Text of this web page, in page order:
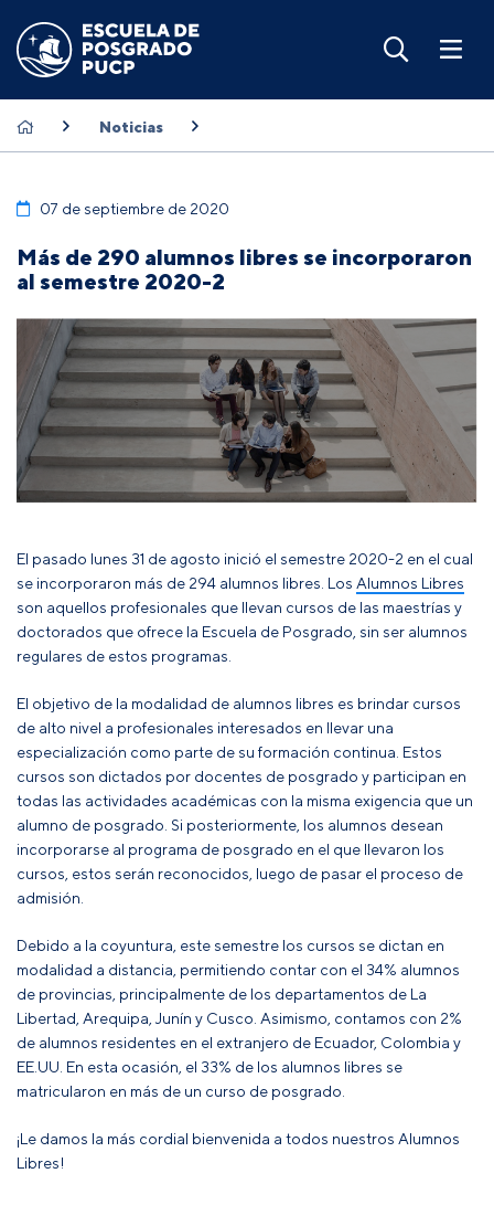
Noticias
07 de septiembre de 2020
Más de 290 alumnos libres se incorporaron
al semestre 2020-2
El pasado lunes 31 de agosto inició el semestre 2020-2 en el cual
se incorporaron más de 294 alumnos libres. Los Alumnos Libres
son aquellos profesionales que llevan cursos de las maestrías y
doctorados que ofrece la Escuela de Posgrado, sin ser alumnos
regulares de estos programas.
El objetivo de la modalidad de alumnos libres es brindar cursos
de alto nivel a profesionales interesados en llevar una
especialización como parte de su formación continua. Estos
cursos son dictados por docentes de posgrado y participan en
todas las actividades académicas con la misma exigencia que un
alumno de posgrado. Si posteriormente, los alumnos desean
incorporarse al programa de posgrado en el que llevaron los
cursos, estos serán reconocidos, luego de pasar el proceso de
admisión.
Debido a la coyuntura, este semestre los cursos se dictan en
modalidad a distancia, permitiendo contar con el 34% alumnos
de provincias, principalmente de los departamentos de La
Libertad, Arequipa, Junín y Cusco. Asimismo, contamos con 2%
de alumnos residentes en el extranjero de Ecuador, Colombia y
EE.UU. En esta ocasión, el 33% de los alumnos libres se
matricularon en más de un curso de posgrado.
¡Le damos la más cordial bienvenida a todos nuestros Alumnos
Libres!